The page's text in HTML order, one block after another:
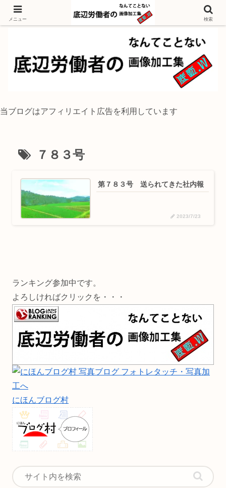
独身底辺おじさんが風景写真をイラスト風に加工するブログ
当ブログはアフィリエイト広告を利用しています
７８３号
第７８３号 送られてきた社内報
2023/7/23
ランキング参加中です。
よろしければクリックを・・・
にほんブログ村
メニュー 検索